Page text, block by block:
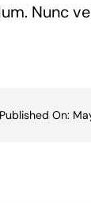
Nunc
Published On: